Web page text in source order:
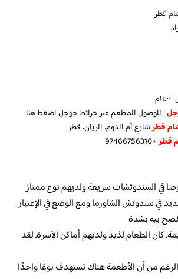
قطر
: للوصول للمطعم عبر خرائط جوجلاضغط هنا
قطرشارع أم الدوم، الريان، قطر
قطر+97466756310
في السندوتشات سريعة ولديهم نوع ممتاز
في سندوتش الشاورما ومع الوضع في الإعتبار
بيه بشدة
كان الطعام لذيذ ولديهم أماكن الأسرة. لقد
من أن الأطعمة هناك تستهدف نوعًا واحدًا